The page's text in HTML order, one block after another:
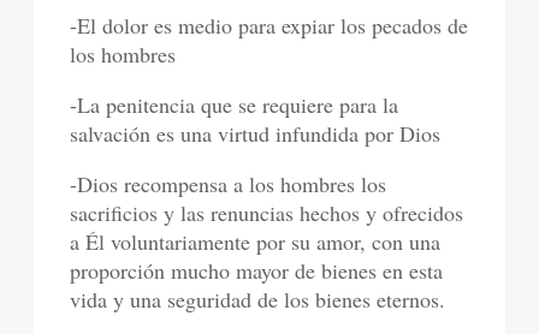
-El dolor es medio para expiar los pecados de
los hombres
-La penitencia que se requiere para la
salvación es una virtud infundida por Dios
-Dios recompensa a los hombres los
sacrificios y las renuncias hechos y ofrecidos
a Él voluntariamente por su amor, con una
proporción mucho mayor de bienes en esta
vida y una seguridad de los bienes eternos.